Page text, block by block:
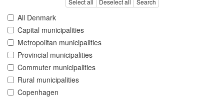
Select all Deselect all Search
All Denmark
Capital municipalities
Metropolitan municipalities
Provincial municipalities
Commuter municipalities
Rural municipalities
Copenhagen